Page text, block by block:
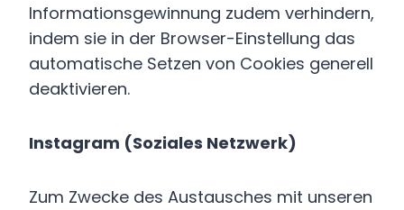
Informationsgewinnung zudem verhindern,
indem sie in der Browser-Einstellung das
automatische Setzen von Cookies generell
deaktivieren.
Instagram (Soziales Netzwerk)
Zum Zwecke des Austausches mit unseren